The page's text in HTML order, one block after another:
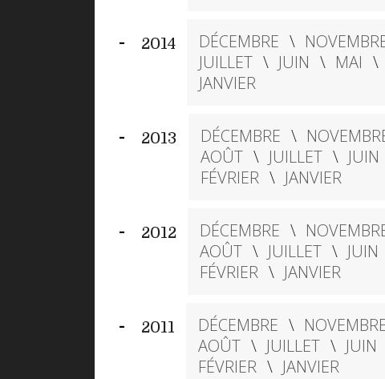
2014 DÉCEMBRE
JUILLET
JUIN MAI
JANVIER
2013 DÉCEMBRE
AOÛT
JUILLET JUIN
FÉVRIER
JANVIER
2012 DÉCEMBRE
AOÛT
JUILLET JUIN
FÉVRIER
JANVIER
2011 DÉCEMBRE
AOÛT
JUILLET JUIN
FÉVRIER
JANVIER